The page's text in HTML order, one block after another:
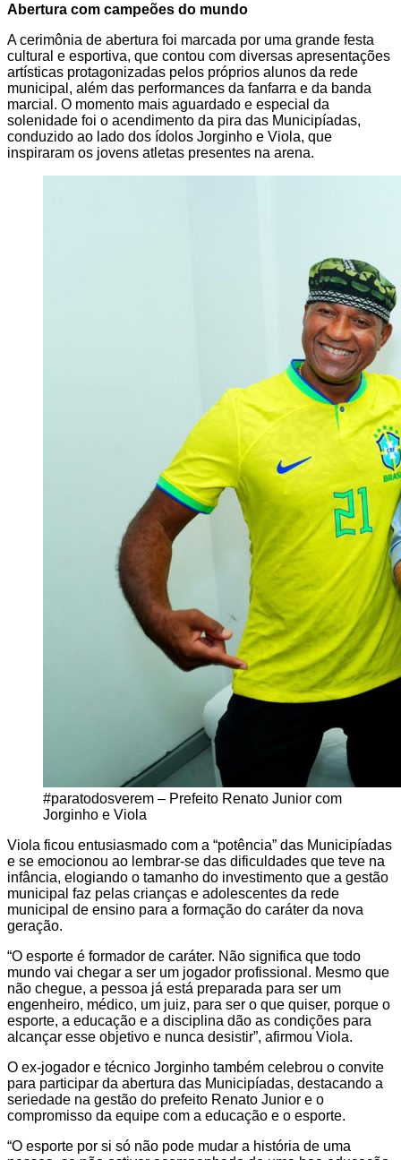
Abertura com campeões do mundo
A cerimônia de abertura foi marcada por uma grande festa
cultural e esportiva, que contou com diversas apresentações
artísticas protagonizadas pelos próprios alunos da rede
municipal, além das performances da fanfarra e da banda
marcial. O momento mais aguardado e especial da
solenidade foi o acendimento da pira das Municipíadas,
conduzido ao lado dos ídolos Jorginho e Viola, que
inspiraram os jovens atletas presentes na arena.
#paratodosverem – Prefeito Renato Junior com
Jorginho e Viola
Viola ficou entusiasmado com a “potência” das Municipíadas
e se emocionou ao lembrar-se das dificuldades que teve na
infância, elogiando o tamanho do investimento que a gestão
municipal faz pelas crianças e adolescentes da rede
municipal de ensino para a formação do caráter da nova
geração.
“O esporte é formador de caráter. Não significa que todo
mundo vai chegar a ser um jogador profissional. Mesmo que
não chegue, a pessoa já está preparada para ser um
engenheiro, médico, um juiz, para ser o que quiser, porque o
esporte, a educação e a disciplina dão as condições para
alcançar esse objetivo e nunca desistir”, afirmou Viola.
O ex-jogador e técnico Jorginho também celebrou o convite
para participar da abertura das Municipíadas, destacando a
seriedade na gestão do prefeito Renato Junior e o
compromisso da equipe com a educação e o esporte.
“O esporte por si só não pode mudar a história de uma